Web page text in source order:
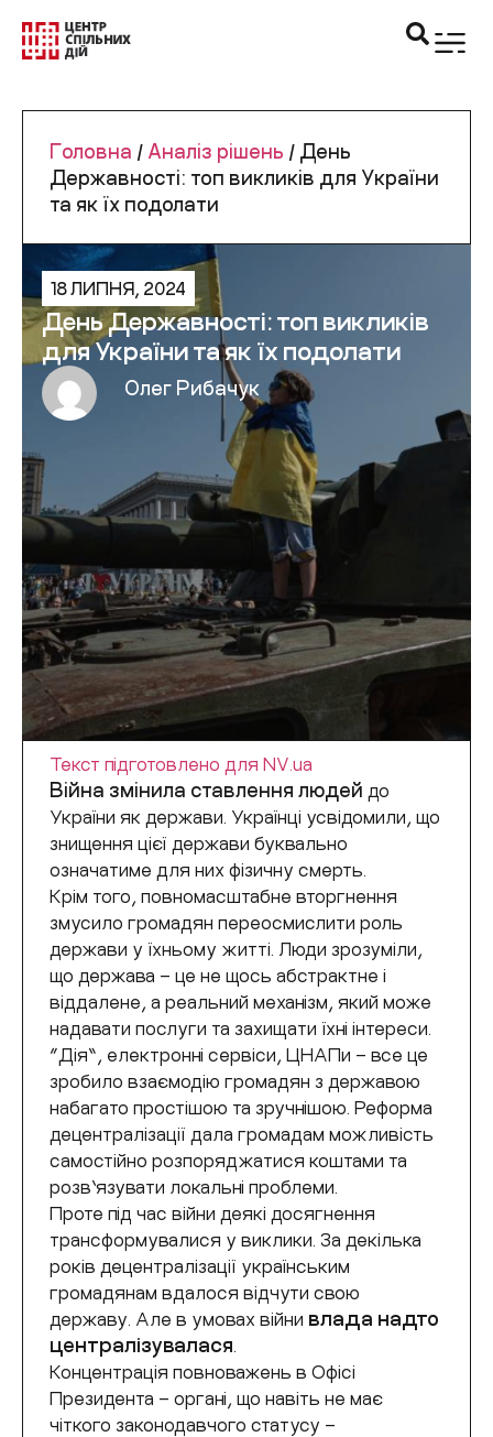
Головна / Аналіз рішень / День
Державності: топ викликів для України
та як їх подолати
18 ЛИПНЯ, 2024
День Державності: топ викликів
для України та як їх подолати
Олег Рибачук
Текст підготовлено для NV.ua
Війна змінила ставлення людей до
України як держави. Українці усвідомили, що
знищення цієї держави буквально
означатиме для них фізичну смерть.
Крім того, повномасштабне вторгнення
змусило громадян переосмислити роль
держави у їхньому житті. Люди зрозуміли,
що держава – це не щось абстрактне і
віддалене, а реальний механізм, який може
надавати послуги та захищати їхні інтереси.
“Дія”, електронні сервіси, ЦНАПи – все це
зробило взаємодію громадян з державою
набагато простішою та зручнішою. Реформа
децентралізації дала громадам можливість
самостійно розпоряджатися коштами та
розв’язувати локальні проблеми.
Проте під час війни деякі досягнення
трансформувалися у виклики. За декілька
років децентралізації українським
громадянам вдалося відчути свою
державу. Але в умовах війни влада надто
централізувалася.
Концентрація повноважень в Офісі
Президента – органі, що навіть не має
чіткого законодавчого статусу –